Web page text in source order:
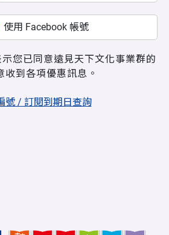
使用 Facebook 帳號
您已同意遠見天下文化事業群的
收到各項優惠訊息。
號 / 訂閱到期日查詢